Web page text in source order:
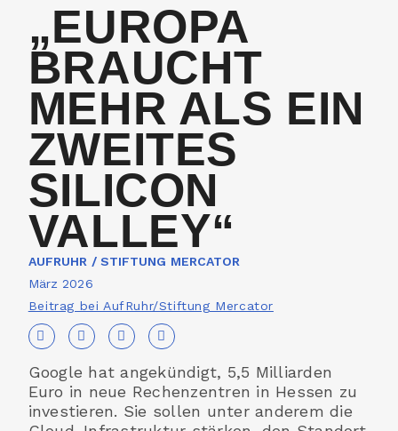
„EUROPA
BRAUCHT
MEHR ALS EIN
ZWEITES
SILICON
VALLEY“
AUFRUHR / STIFTUNG MERCATOR
März 2026
Beitrag bei AufRuhr/Stiftung Mercator
Google hat angekündigt, 5,5 Milliarden
Euro in neue Rechen­zentren in Hessen zu
investieren. Sie sollen unter anderem die